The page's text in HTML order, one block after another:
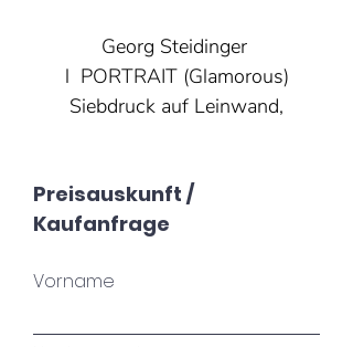
Georg Steidinger
l PORTRAIT (Glamorous)
Siebdruck auf Leinwand,
Schattenfugenrahmen.
Preisauskunft /
Kaufanfrage
Vorname